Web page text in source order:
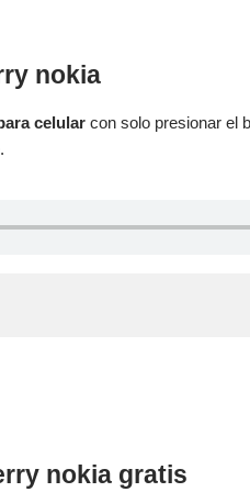
nokia
celular con solo presionar el
nokia gratis